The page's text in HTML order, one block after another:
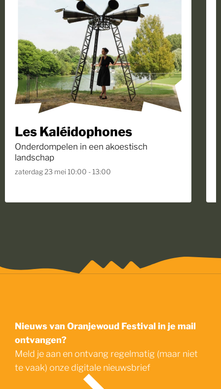
Les Kaléidophones
Onderdompelen in een akoestisch
landschap
zaterdag 23 mei 10:00 - 13:00
Nieuws van Oranjewoud Festival in je mail
ontvangen?
Meld je aan en ontvang regelmatig (maar niet
te vaak) onze digitale nieuwsbrief